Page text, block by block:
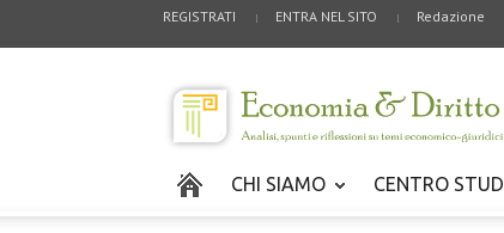
REGISTRATI ENTRA NEL SITO Redazione
CHI SIAMO CENTRO STUDI